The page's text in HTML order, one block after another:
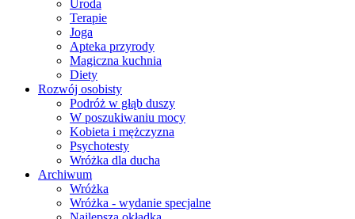
Uroda
Terapie
Joga
Apteka przyrody
Magiczna kuchnia
Diety
Rozwój osobisty
Podróż w głąb duszy
W poszukiwaniu mocy
Kobieta i mężczyzna
Psychotesty
Wróżka dla ducha
Archiwum
Wróżka
Wróżka - wydanie specjalne